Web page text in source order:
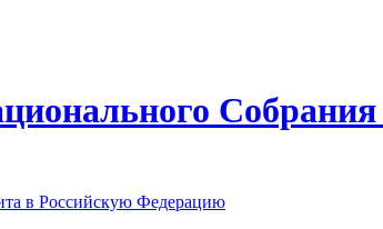
Собрания
в Российскую Федерацию